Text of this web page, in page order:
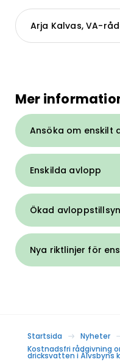
Arja Kalvas, VA-
Mer
Ansöka om enskilt
Enskilda avlopp
Ökad
Nya riktlinjer för
Startsida
Nyheter
Kostnadsfri rådgivning
dricksvatten i Älvsbyns